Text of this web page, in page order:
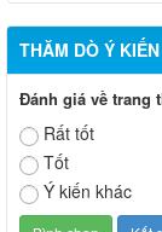
THĂM DÒ Ý KIẾN
Đánh giá về trang
Rất tốt
Tốt
Ý kiến khác